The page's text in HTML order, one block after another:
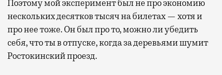
Поэтому мой эксперимент был не про экономию
нескольких десятков тысяч на билетах — хотя и
про нее тоже. Он был про то, можно ли убедить
себя, что ты в отпуске, когда за деревьями шумит
Ростокинский проезд.